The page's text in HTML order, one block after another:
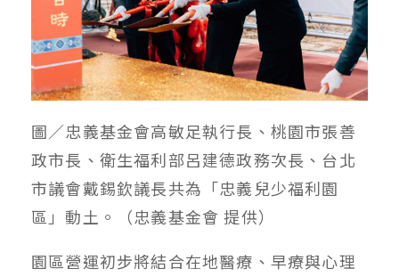
圖／忠義基金會高敏足執行長、桃園市張善
政市長、衛生福利部呂建德政務次長、台北
市議會戴錫欽議長共為「忠義兒少福利園
區」動土。（忠義基金會 提供）
園區營運初步將結合在地醫療、早療與心理